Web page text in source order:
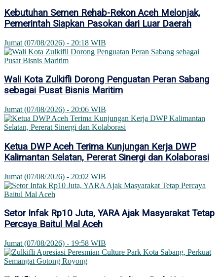
Kebutuhan Semen Rehab-Rekon Aceh Melonjak,
Pemerintah Siapkan Pasokan dari Luar Daerah
Jumat (07/08/2026) - 20:18 WIB
Wali Kota Zulkifli Dorong Penguatan Peran Sabang
sebagai Pusat Bisnis Maritim
Jumat (07/08/2026) - 20:06 WIB
Ketua DWP Aceh Terima Kunjungan Kerja DWP
Kalimantan Selatan, Pererat Sinergi dan Kolaborasi
Jumat (07/08/2026) - 20:02 WIB
Setor Infak Rp10 Juta, YARA Ajak Masyarakat Tetap
Percaya Baitul Mal Aceh
Jumat (07/08/2026) - 19:58 WIB